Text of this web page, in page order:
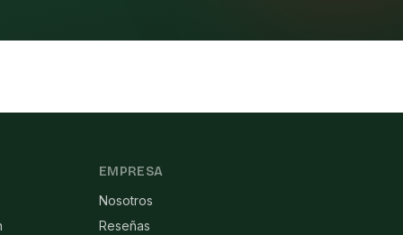
EMPRESA
Nosotros
Reseñas